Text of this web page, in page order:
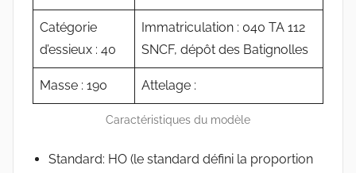
Catégorie
d’essieux : 40
Immatriculation : 040 TA 112
SNCF, dépôt des Batignolles
Masse : 190 Attelage :
Caractéristiques du modèle
Standard: HO (le standard défini la proportion